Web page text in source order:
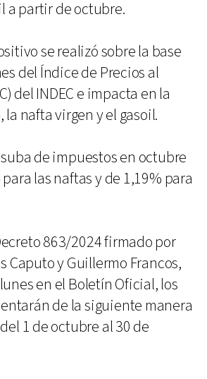
a partir de octubre.
se realizó sobre la base
del Índice de Precios al
del INDEC e impacta en la
nafta virgen y el gasoil.
de impuestos en octubre
las naftas y de 1,19% para
863/2024 firmado por
Caputo y Guillermo Francos,
en el Boletín Oficial, los
de la siguiente manera
1 de octubre al 30 de